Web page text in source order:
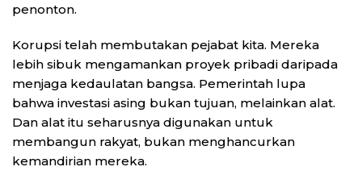
penonton.
Korupsi telah membutakan pejabat kita. Mereka
lebih sibuk mengamankan proyek pribadi daripada
menjaga kedaulatan bangsa. Pemerintah lupa
bahwa investasi asing bukan tujuan, melainkan alat.
Dan alat itu seharusnya digunakan untuk
membangun rakyat, bukan menghancurkan
kemandirian mereka.